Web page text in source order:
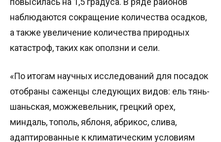
наблюдаются сокращение количества осадков,
а также увеличение количества природных
катастроф, таких как оползни и сели.
«По итогам научных исследований для посадок
отобраны саженцы следующих видов: ель тянь-
шаньская, можжевельник, грецкий орех,
миндаль, тополь, яблоня, абрикос, слива,
адаптированные к климатическим условиям